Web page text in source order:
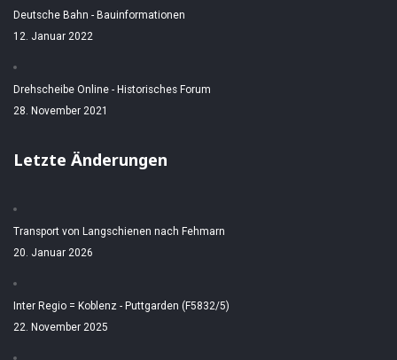
Deutsche Bahn - Bauinformationen
12. Januar 2022
Drehscheibe Online - Historisches Forum
28. November 2021
Letzte Änderungen
Transport von Langschienen nach Fehmarn
20. Januar 2026
Inter Regio = Koblenz - Puttgarden (F5832/5)
22. November 2025